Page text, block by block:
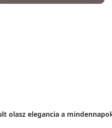
olasz elegancia a